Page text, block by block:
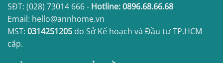
SĐT: (028) 73014 666- Hotline:0896.68.66.68
Email: hello@annhome.vn
MST: 0314251205 do Sở Kế hoạch và Đầu tư TP.HCM
cấp.